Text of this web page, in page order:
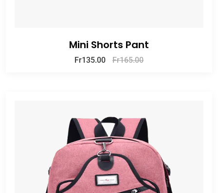
Mini Shorts Pant
Fr135.00 Fr165.00